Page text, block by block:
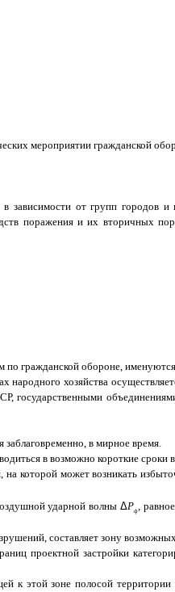
мероприятии гражданской
от групп городов и
поражения и их вторичных
гражданской обороне,
хозяйства
в мирное время.
в возможно короткие сроки
которой может возникать
ударной волныΔPф ,
составляет зону
проектной застройки
к этой зоне полосой